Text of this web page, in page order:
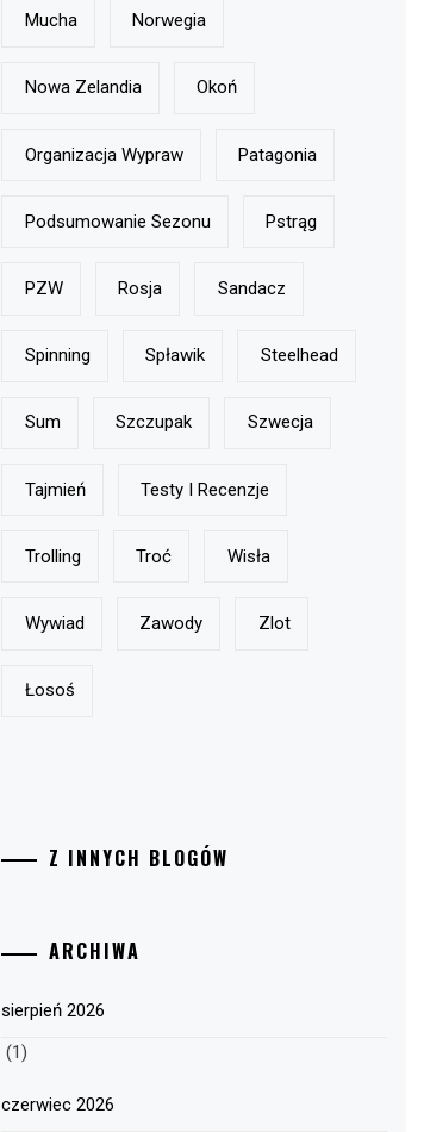
Mucha Norwegia
Nowa Zelandia Okoń
Organizacja Wypraw Patagonia
Podsumowanie Sezonu Pstrąg
PZW Rosja Sandacz
Spinning Spławik Steelhead
Sum Szczupak Szwecja
Tajmień Testy I Recenzje
Trolling Troć Wisła
Wywiad Zawody Zlot
Łosoś
Z INNYCH BLOGÓW
ARCHIWA
sierpień 2026
(1)
czerwiec 2026